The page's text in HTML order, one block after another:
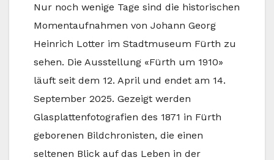
Nur noch wenige Tage sind die historischen
Momentaufnahmen von Johann Georg
Heinrich Lotter im Stadtmuseum Fürth zu
sehen. Die Ausstellung «Fürth um 1910»
läuft seit dem 12. April und endet am 14.
September 2025. Gezeigt werden
Glasplattenfotografien des 1871 in Fürth
geborenen Bildchronisten, die einen
seltenen Blick auf das Leben in der